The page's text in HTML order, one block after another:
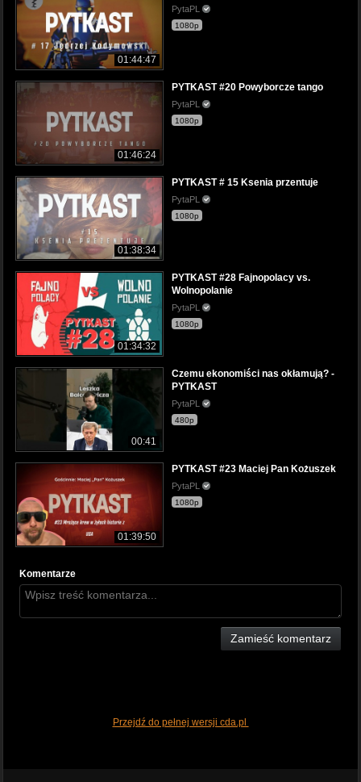
01:44:47
PytaPL
1080p
01:46:24
PYTKAST #20 Powyborcze tango
PytaPL
1080p
01:38:34
PYTKAST # 15 Ksenia przentuje
PytaPL
1080p
01:34:32
PYTKAST #28 Fajnopolacy vs.
Wolnopolanie
PytaPL
1080p
00:41
Czemu ekonomiści nas okłamują? -
PYTKAST
PytaPL
480p
01:39:50
PYTKAST #23 Maciej Pan Kożuszek
PytaPL
1080p
Komentarze
Zamieść komentarz
Przejdź do pełnej wersji cda.pl